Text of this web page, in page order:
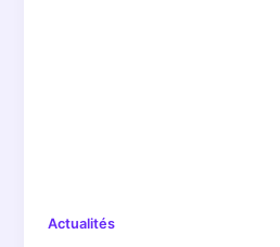
Actualités